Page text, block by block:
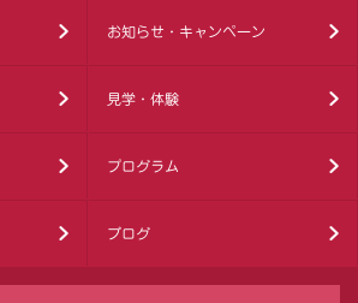
お知らせ・キャンペーン
見学・体験
プログラム
ブログ